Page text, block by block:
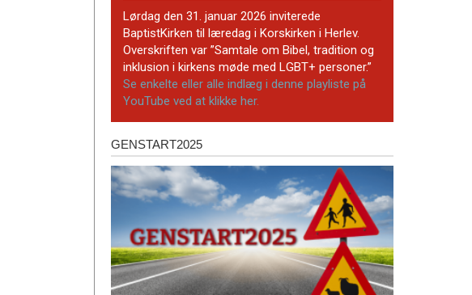
YouTube-
kanal
Lørdag den 31. januar 2026 inviterede
BaptistKirken til læredag i Korskirken i Herlev.
Overskriften var ”Samtale om Bibel, tradition og
inklusion i kirkens møde med LGBT+ personer.”
Se enkelte eller alle indlæg i denne playliste på
YouTube ved at klikke her.
Genstart2025
GENSTART2025